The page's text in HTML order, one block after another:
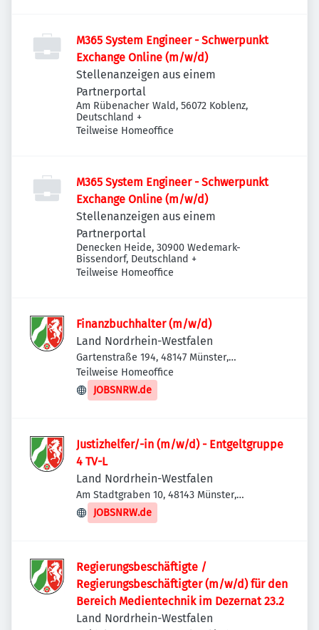
M365 System Engineer - Schwerpunkt
Exchange Online (m/w/d)
Stellenanzeigen aus einem
Partnerportal
Am Rübenacher Wald, 56072 Koblenz,
Deutschland +
Teilweise Homeoffice
M365 System Engineer - Schwerpunkt
Exchange Online (m/w/d)
Stellenanzeigen aus einem
Partnerportal
Denecken Heide, 30900 Wedemark-
Bissendorf, Deutschland +
Teilweise Homeoffice
Finanzbuchhalter (m/w/d)
Land Nordrhein-Westfalen
Gartenstraße 194, 48147 Münster,
Deutschland
Teilweise Homeoffice
JOBSNRW.de
Justizhelfer/-in (m/w/d) - Entgeltgruppe
4 TV-L
Land Nordrhein-Westfalen
Am Stadtgraben 10, 48143 Münster,
Deutschland
JOBSNRW.de
Regierungsbeschäftigte /
Regierungsbeschäftigter (m/w/d) für den
Bereich Medientechnik im Dezernat 23.2
Land Nordrhein-Westfalen